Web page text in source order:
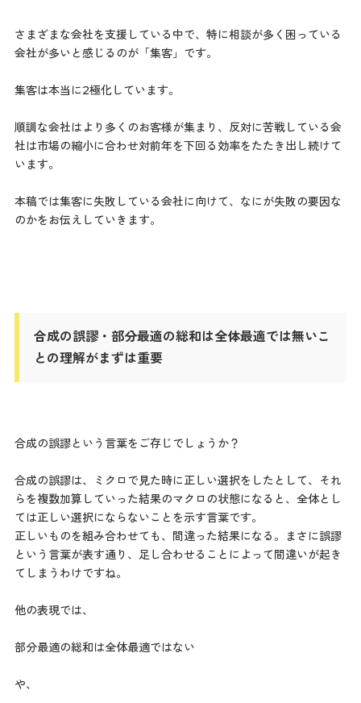
さまざまな会社を支援している中で、特に相談が多く困っている
会社が多いと感じるのが「集客」です。
集客は本当に2極化しています。
順調な会社はより多くのお客様が集まり、反対に苦戦している会
社は市場の縮小に合わせ対前年を下回る効率をたたき出し続けて
います。
本稿では集客に失敗している会社に向けて、なにが失敗の要因な
のかをお伝えしていきます。
合成の誤謬・部分最適の総和は全体最適では無いこ
との理解がまずは重要
合成の誤謬という言葉をご存じでしょうか？
合成の誤謬は、ミクロで見た時に正しい選択をしたとして、それ
らを複数加算していった結果のマクロの状態になると、全体とし
ては正しい選択にならないことを示す言葉です。
正しいものを組み合わせても、間違った結果になる。まさに誤謬
という言葉が表す通り、足し合わせることによって間違いが起き
てしまうわけですね。
他の表現では、
部分最適の総和は全体最適ではない
や、